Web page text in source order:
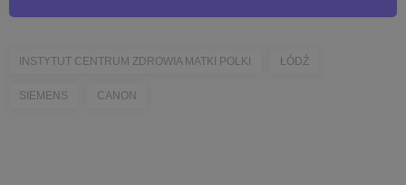
INSTYTUT CENTRUM ZDROWIA MATKI POLKI ŁÓDŹ
SIEMENS CANON